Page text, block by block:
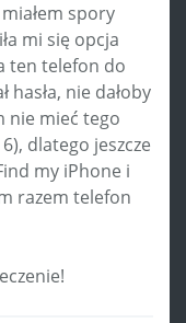
spory
mi się opcja
ten telefon do
hasła, nie dałoby
nie mieć tego
dlatego jeszcze
my iPhone i
razem telefon